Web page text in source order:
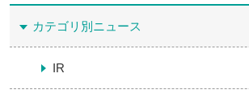
カテゴリ別ニュース
IR